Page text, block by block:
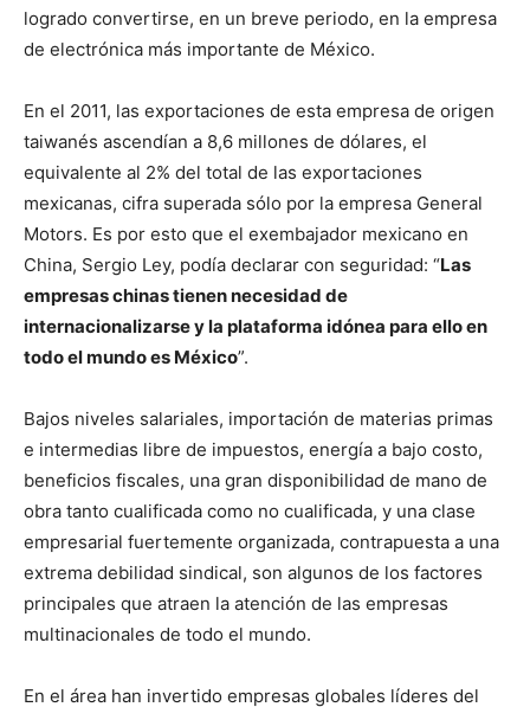
logrado convertirse, en un breve periodo, en la empresa
de electrónica más importante de México.
En el 2011, las exportaciones de esta empresa de origen
taiwanés ascendían a 8,6 millones de dólares, el
equivalente al 2% del total de las exportaciones
mexicanas, cifra superada sólo por la empresa General
Motors. Es por esto que el exembajador mexicano en
China, Sergio Ley, podía declarar con seguridad: “Las
empresas chinas tienen necesidad de
internacionalizarse y la plataforma idónea para ello en
todo el mundo es México”.
Bajos niveles salariales, importación de materias primas
e intermedias libre de impuestos, energía a bajo costo,
beneficios fiscales, una gran disponibilidad de mano de
obra tanto cualificada como no cualificada, y una clase
empresarial fuertemente organizada, contrapuesta a una
extrema debilidad sindical, son algunos de los factores
principales que atraen la atención de las empresas
multinacionales de todo el mundo.
En el área han invertido empresas globales líderes del